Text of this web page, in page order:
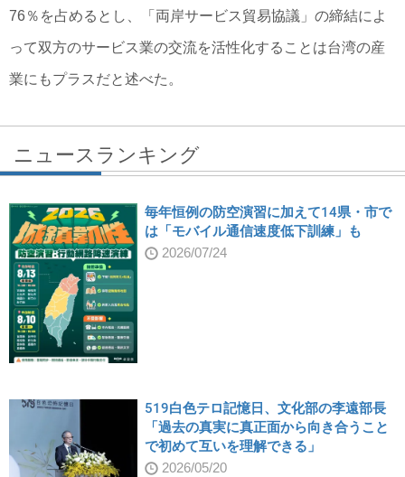
76％を占めるとし、「両岸サービス貿易協議」の締結によ
って双方のサービス業の交流を活性化することは台湾の産
業にもプラスだと述べた。
ニュースランキング
毎年恒例の防空演習に加えて14県・市で
は「モバイル通信速度低下訓練」も
2026/07/24
519白色テロ記憶日、文化部の李遠部長
「過去の真実に真正面から向き合うこと
で初めて互いを理解できる」
2026/05/20